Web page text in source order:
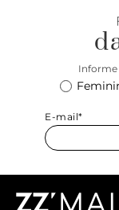
Informe
E-mail*